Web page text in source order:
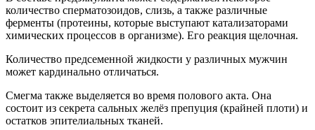
количество сперматозоидов, слизь, а также различные
ферменты (протеины, которые выступают катализаторами
химических процессов в организме). Его реакция щелочная.
Количество предсеменной жидкости у различных мужчин
может кардинально отличаться.
Смегма также выделяется во время полового акта. Она
состоит из секрета сальных желёз препуция (крайней плоти) и
остатков эпителиальных тканей.